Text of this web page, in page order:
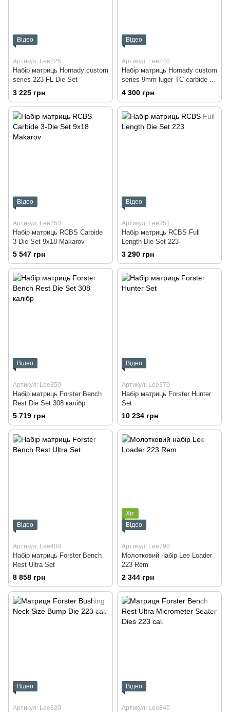
Відео
Артикул: Lee225
Набір матриць Hornady custom
series 223 FL Die Set
3 225 грн
Відео
Артикул: Lee240
Набір матриць Hornady custom
series 9mm luger TC carbide 3-
Die Set
4 300 грн
Відео
Артикул: Lee250
Набір матриць RCBS Carbide
3-Die Set 9x18 Makarov
5 547 грн
Відео
Артикул: Lee251
Набір матриць RCBS Full
Length Die Set 223
3 290 грн
Відео
Артикул: Lee350
Набір матриць Forster Bench
Rest Die Set 308 калібр
5 719 грн
Відео
Артикул: Lee370
Набір матриць Forster Hunter
Set
10 234 грн
Відео
Артикул: Lee400
Набір матриць Forster Bench
Rest Ultra Set
8 858 грн
Хіт
Відео
Артикул: Lee790
Молотковий набір Lee Loader
223 Rem
2 344 грн
Відео
Артикул: Lee820
Відео
Артикул: Lee840